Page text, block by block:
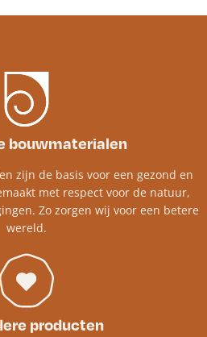
bouwmaterialen
zijn de basis voor een gezond en
met respect voor de natuur,
Zo zorgen wij voor een betere
wereld.
producten